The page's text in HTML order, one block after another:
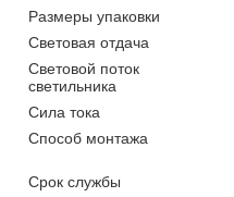
Размеры упаковки
Световая отдача
Световой поток
светильника
Сила тока
Способ монтажа
Срок службы